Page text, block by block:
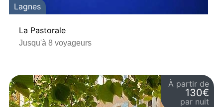
Lagnes
La Pastorale
Jusqu'à 8 voyageurs
À partir de
130€
par nuit